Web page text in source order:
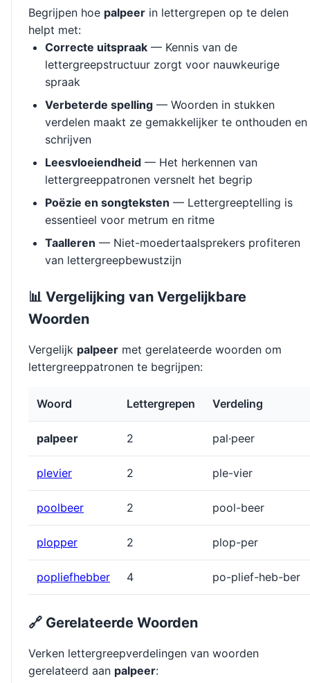
Begrijpen hoe palpeer in lettergrepen op te delen
helpt met:
Correcte uitspraak — Kennis van de
lettergreepstructuur zorgt voor nauwkeurige
spraak
Verbeterde spelling — Woorden in stukken
verdelen maakt ze gemakkelijker te onthouden en
schrijven
Leesvloeiendheid — Het herkennen van
lettergreeppatronen versnelt het begrip
Poëzie en songteksten — Lettergreeptelling is
essentieel voor metrum en ritme
Taalleren — Niet-moedertaalsprekers profiteren
van lettergreepbewustzijn
📊 Vergelijking van Vergelijkbare
Woorden
Vergelijk palpeer met gerelateerde woorden om
lettergreeppatronen te begrijpen:
Woord Lettergrepen Verdeling
palpeer 2 pal·peer
plevier 2 ple-vier
poolbeer 2 pool-beer
plopper 2 plop-per
popliefhebber 4 po-plief-heb-ber
🔗 Gerelateerde Woorden
Verken lettergreepverdelingen van woorden
gerelateerd aan palpeer: